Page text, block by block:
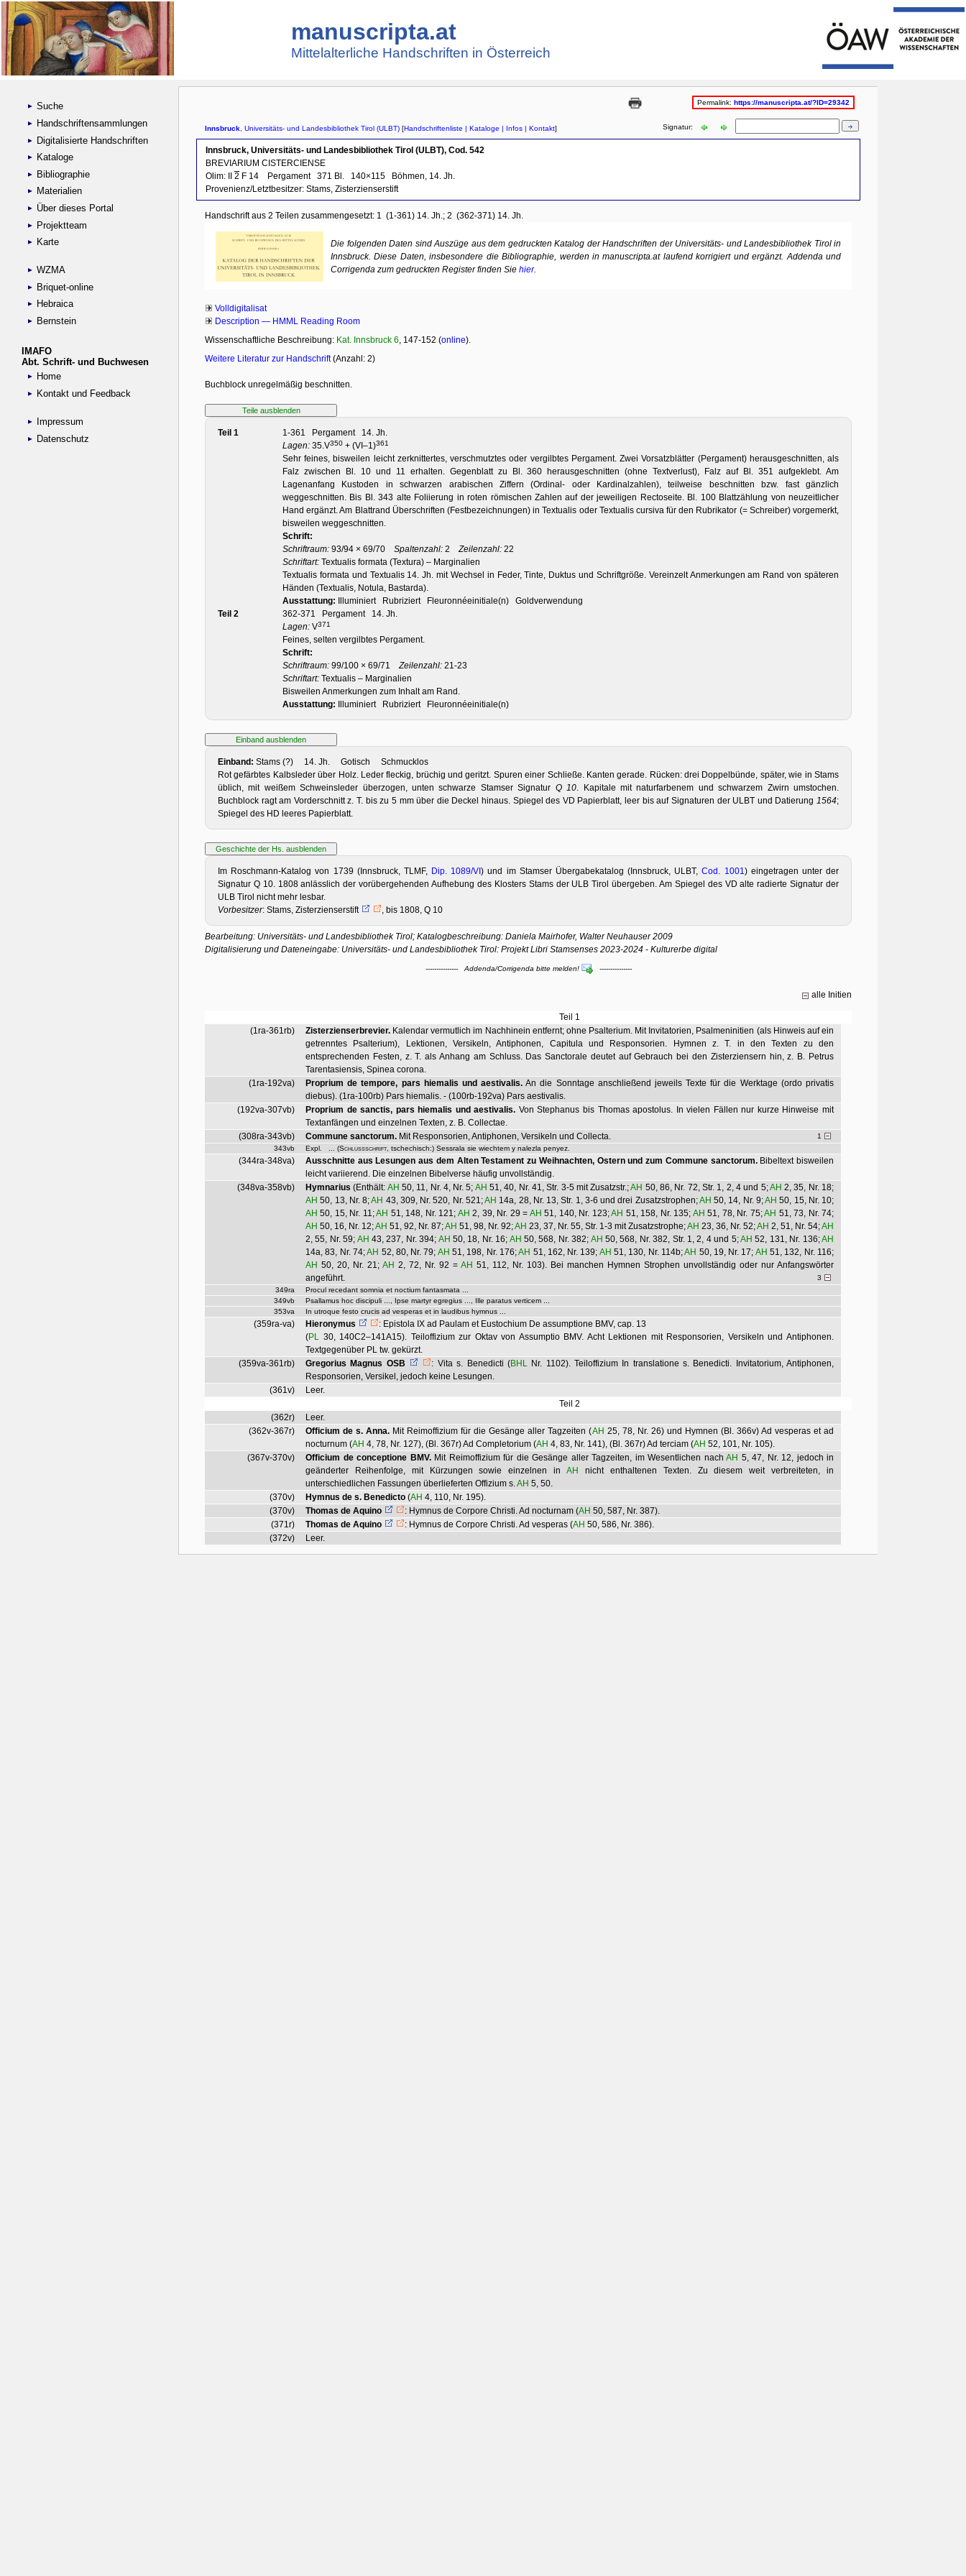
manuscripta.at
Mittelalterliche Handschriften in Österreich
Suche
Handschriftensammlungen
Digitalisierte Handschriften
Kataloge
Bibliographie
Materialien
Über dieses Portal
Projektteam
Karte
WZMA
Briquet-online
Hebraica
Bernstein
IMAFO
Abt. Schrift- und Buchwesen
Home
Kontakt und Feedback
Impressum
Datenschutz